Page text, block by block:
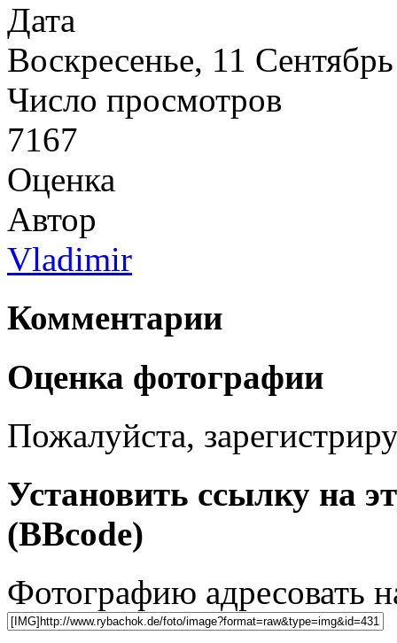
Дата
Воскресенье, 11
Число просмотров
7167
Оценка
Автор
Vladimir
Комментарии
Оценка фотографии
Пожалуйста,
Установить ссылку на
(BBcode)
Фотографию адресовать